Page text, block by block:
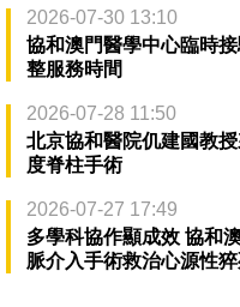
2026-07-30 13:10
協和澳門醫學中心臨時
整服務時間
2026-07-28 11:50
北京協和醫院仉建國教
度脊柱手術
2026-07-27 17:49
多學科協作顯成效 協和
脈介入手術救治心源性